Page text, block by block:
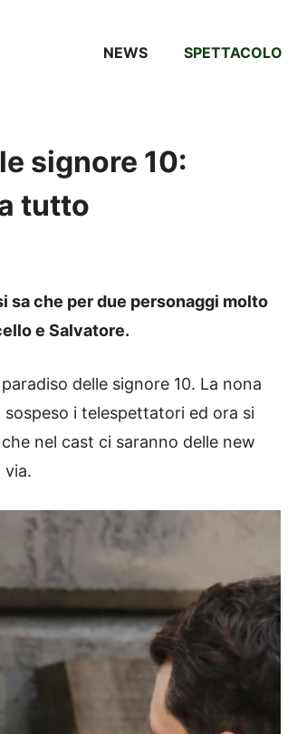
NEWS SPETTACOLO
signore 10:
tutto
sa che per due personaggi molto
e Salvatore.
delle signore 10. La nona
i telespettatori ed ora si
nel cast ci saranno delle new